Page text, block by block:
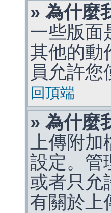
» 為什麼
一些版面
其他的動
員允許您
回頂端
» 為什麼
上傳附加
設定。管
或者只允
有關於上